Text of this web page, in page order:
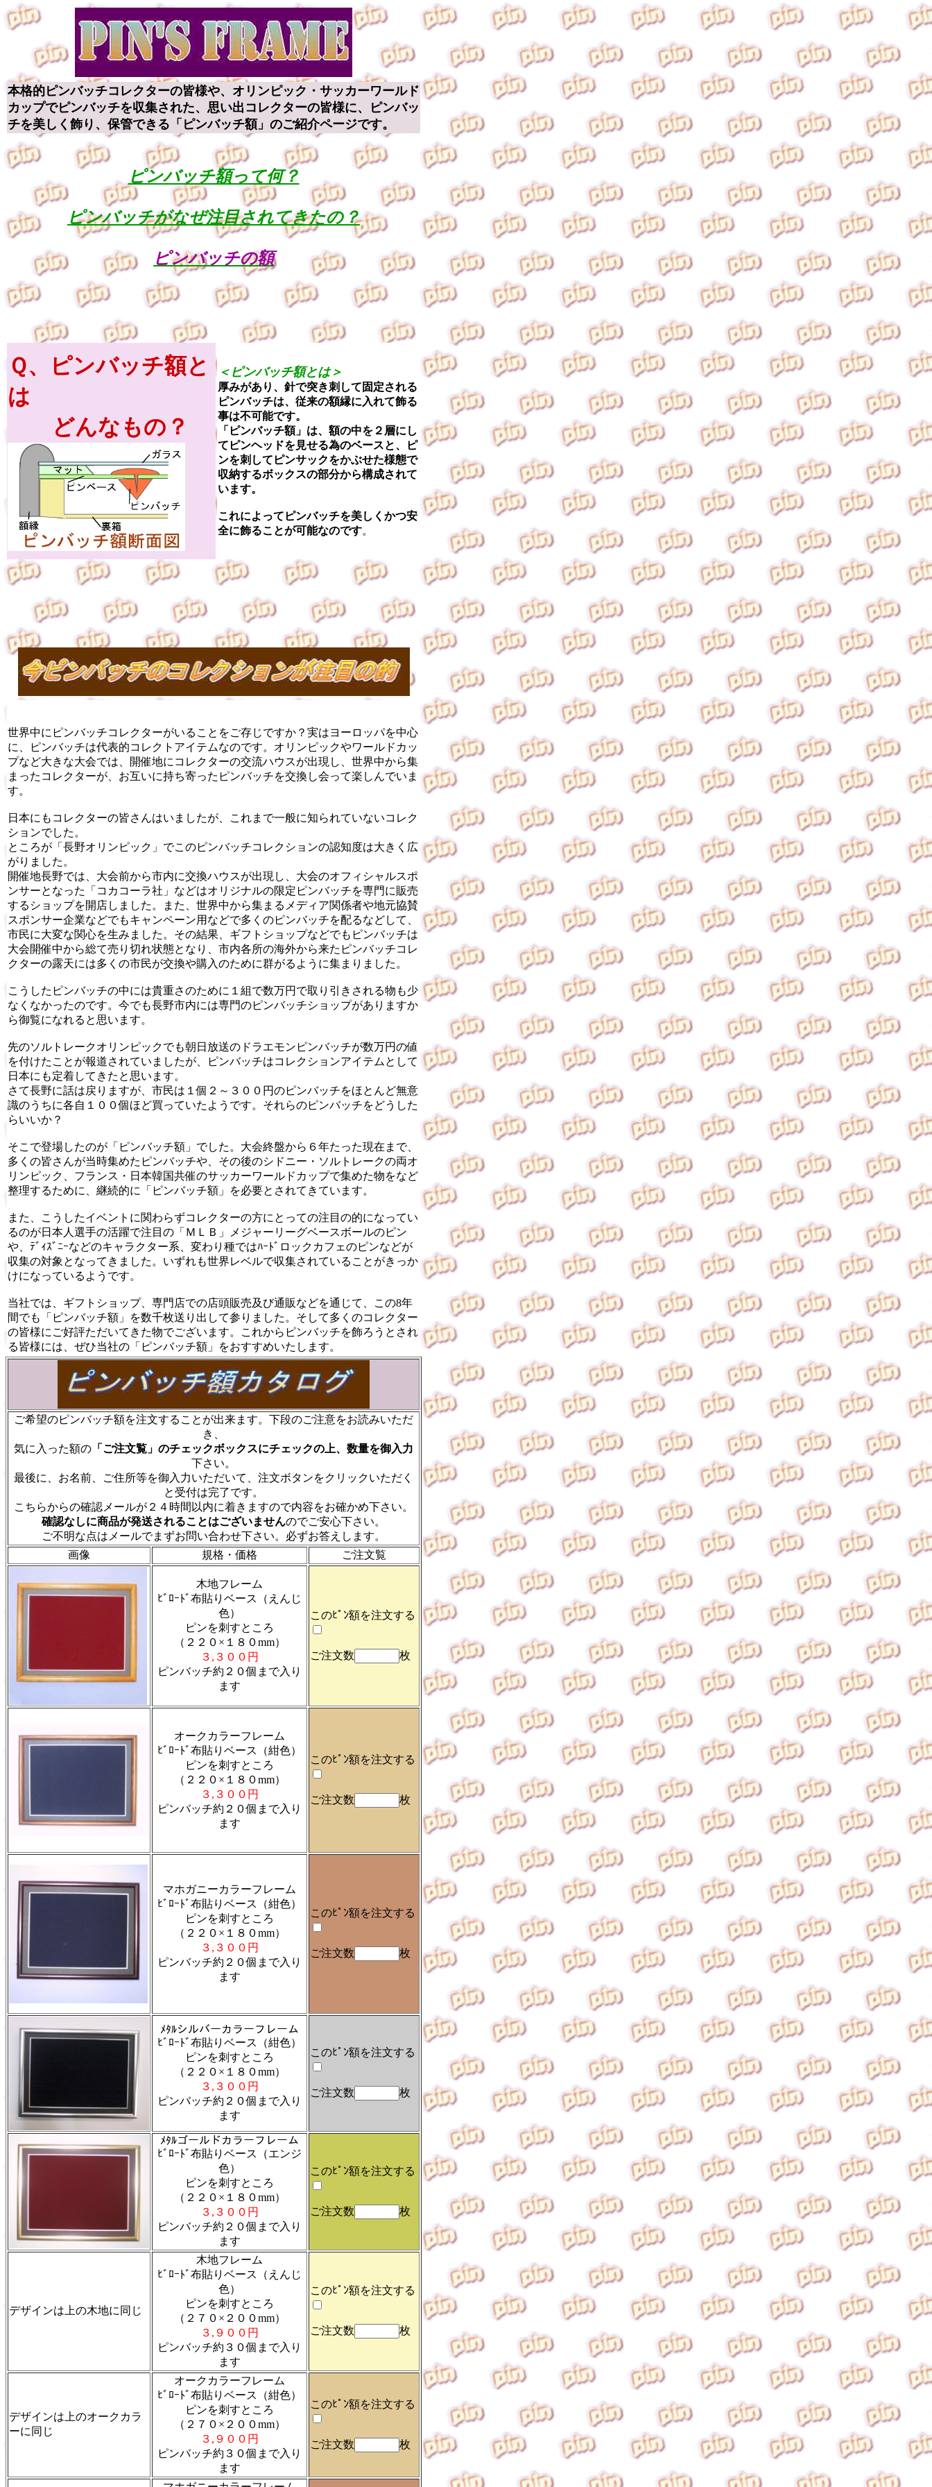
本格的ピンバッチコレクターの皆様や、オリンピック・サッカーワールド
カップでピンバッチを収集された、思い出コレクターの皆様に、ピンバッ
チを美しく飾り、保管できる「ピンバッチ額」のご紹介ページです。
ピンバッチ額って何？
ピンバッチがなぜ注目されてきたの？
ピンバッチの額
Ｑ、ピンバッチ額と
は
どんなもの？
＜ピンバッチ額とは＞
厚みがあり、針で突き刺して固定される
ピンバッチは、従来の額縁に入れて飾る
事は不可能です。
「ピンバッチ額」は、額の中を２層にし
てピンヘッドを見せる為のベースと、ピ
ンを刺してピンサックをかぶせた様態で
収納するボックスの部分から構成されて
います。
これによってピンバッチを美しくかつ安
全に飾ることが可能なのです。
世界中にピンバッチコレクターがいることをご存じですか？実はヨーロッパを中心
に、ピンバッチは代表的コレクトアイテムなのです。オリンピックやワールドカッ
プなど大きな大会では、開催地にコレクターの交流ハウスが出現し、世界中から集
まったコレクターが、お互いに持ち寄ったピンバッチを交換し会って楽しんでいま
す。
日本にもコレクターの皆さんはいましたが、これまで一般に知られていないコレク
ションでした。
ところが「長野オリンピック」でこのピンバッチコレクションの認知度は大きく広
がりました。
開催地長野では、大会前から市内に交換ハウスが出現し、大会のオフィシャルスポ
ンサーとなった「コカコーラ社」などはオリジナルの限定ピンバッチを専門に販売
するショップを開店しました。また、世界中から集まるメディア関係者や地元協賛
スポンサー企業などでもキャンペーン用などで多くのピンバッチを配るなどして、
市民に大変な関心を生みました。その結果、ギフトショップなどでもピンバッチは
大会開催中から総て売り切れ状態となり、市内各所の海外から来たピンバッチコレ
クターの露天には多くの市民が交換や購入のために群がるように集まりました。
こうしたピンバッチの中には貴重さのために１組で数万円で取り引きされる物も少
なくなかったのです。今でも長野市内には専門のピンバッチショップがありますか
ら御覧になれると思います。
先のソルトレークオリンピックでも朝日放送のドラエモンピンバッチが数万円の値
を付けたことが報道されていましたが、ピンバッチはコレクションアイテムとして
日本にも定着してきたと思います。
さて長野に話は戻りますが、市民は１個２～３００円のピンバッチをほとんど無意
識のうちに各自１００個ほど買っていたようです。それらのピンバッチをどうした
らいいか？
そこで登場したのが「ピンバッチ額」でした。大会終盤から６年たった現在まで、
多くの皆さんが当時集めたピンバッチや、その後のシドニー・ソルトレークの両オ
リンピック、フランス・日本韓国共催のサッカーワールドカップで集めた物をなど
整理するために、継続的に「ピンバッチ額」を必要とされてきています。
また、こうしたイベントに関わらずコレクターの方にとっての注目の的になってい
るのが日本人選手の活躍で注目の「ＭＬＢ」メジャーリーグベースボールのピン
や、ﾃﾞｨｽﾞﾆｰなどのキャラクター系、変わり種ではﾊｰﾄﾞロックカフェのピンなどが
収集の対象となってきました。いずれも世界レベルで収集されていることがきっか
けになっているようです。
当社では、ギフトショップ、専門店での店頭販売及び通販などを通じて、この8年
間でも「ピンバッチ額」を数千枚送り出して参りました。そして多くのコレクター
の皆様にご好評ただいてきた物でございます。これからピンバッチを飾ろうとされ
る皆様には、ぜひ当社の「ピンバッチ額」をおすすめいたします。
ご希望のピンバッチ額を注文することが出来ます。下段のご注意をお読みいただ
き、
気に入った額の 「ご注文覧」のチェックボックスにチェックの上、数量を御入力
下さい。
最後に、お名前、ご住所等を御入力いただいて、注文ボタンをクリックいただく
と受付は完了です。
こちらからの確認メールが２４時間以内に着きますので内容をお確かめ下さい。
確認なしに商品が発送されることはございませんのでご安心下さい。
ご不明な点はメールでまずお問い合わせ下さい。必ずお答えします。
画像
規格・価格 ご注文覧
木地フレーム
ﾋﾞﾛｰﾄﾞ布貼りベース（えんじ
色）
ピンを刺すところ
（２２０×１８０mm）
３ , ３００円
ピンバッチ約２０個まで入り
ます
このﾋﾟﾝ額を注文する
ご注文数 枚
オークカラーフレーム
ﾋﾞﾛｰﾄﾞ布貼りベース（紺色）
ピンを刺すところ
（２２０×１８０mm）
３ , ３００円
ピンバッチ約２０個まで入り
ます
このﾋﾟﾝ額を注文する
ご注文数 枚
マホガニーカラーフレーム
ﾋﾞﾛｰﾄﾞ布貼りベース（紺色）
ピンを刺すところ
（２２０×１８０mm）
３ , ３００円
ピンバッチ約２０個まで入り
ます
このﾋﾟﾝ額を注文する
ご注文数 枚
ﾒﾀﾙシルバーカラーフレーム
ﾋﾞﾛｰﾄﾞ布貼りベース（紺色）
ピンを刺すところ
（２２０×１８０mm）
３ , ３００円
ピンバッチ約２０個まで入り
ます
このﾋﾟﾝ額を注文する
ご注文数 枚
ﾒﾀﾙゴールドカラーフレーム
ﾋﾞﾛｰﾄﾞ布貼りベース（エンジ
色）
ピンを刺すところ
（２２０×１８０mm）
３ , ３００円
ピンバッチ約２０個まで入り
ます
このﾋﾟﾝ額を注文する
ご注文数 枚
デザインは上の木地に同じ
木地フレーム
ﾋﾞﾛｰﾄﾞ布貼りベース（えんじ
色）
ピンを刺すところ
（２７０×２００mm）
３ , ９００円
ピンバッチ約３０個まで入り
ます
このﾋﾟﾝ額を注文する
ご注文数 枚
デザインは上のオークカラ
ーに同じ
オークカラーフレーム
ﾋﾞﾛｰﾄﾞ布貼りベース（紺色）
ピンを刺すところ
（２７０×２００mm）
３ , ９００円
ピンバッチ約３０個まで入り
ます
このﾋﾟﾝ額を注文する
ご注文数 枚